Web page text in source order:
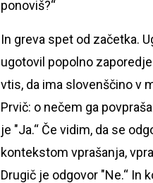
ponoviš?“
In greva spet od začetka.
ugotovil popolno
vtis, da ima slovenščino v
Prvič: o nečem ga
je "Ja.“ Če vidim, da se
kontekstom vprašanja,
Drugič je odgovor "Ne.“ In